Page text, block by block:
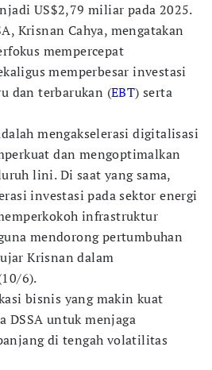
US$2,79 miliar pada 2025.
Krisnan Cahya, mengatakan
mempercepat
memperbesar investasi
dan terbarukan (EBT) serta
mengakselerasi digitalisasi
dan mengoptimalkan
lini. Di saat yang sama,
investasi pada sektor energi
infrastruktur
mendorong pertumbuhan
Krisnan dalam
6).
bisnis yang makin kuat
DSSA untuk menjaga
di tengah volatilitas